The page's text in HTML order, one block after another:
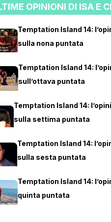
OPINIONI DI ISA E
Temptation Island 14:
sulla nona puntata
Temptation Island 14:
sull’ottava puntata
Temptation Island 14:
sulla settima puntata
Temptation Island 14:
sulla sesta puntata
Temptation Island 14:
quinta puntata